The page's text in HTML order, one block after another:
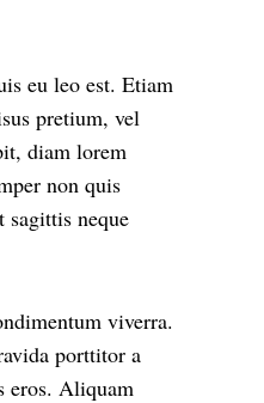
eu leo est. Etiam
pretium, vel
diam lorem
non quis
sagittis neque
viverra.
porttitor a
eros. Aliquam